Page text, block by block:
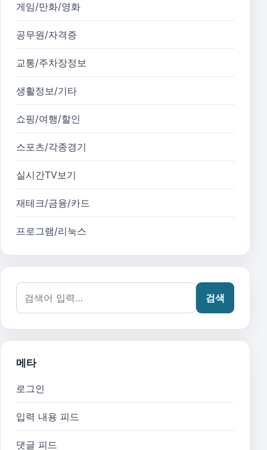
게임/만화/영화
공무원/자격증
교통/주차장정보
생활정보/기타
쇼핑/여행/할인
스포츠/각종경기
실시간TV보기
재테크/금융/카드
프로그램/리눅스
검색어:
검색
메타
로그인
입력 내용 피드
댓글 피드